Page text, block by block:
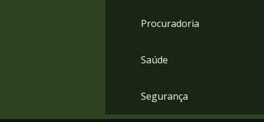
Procuradoria
Saúde
Segurança